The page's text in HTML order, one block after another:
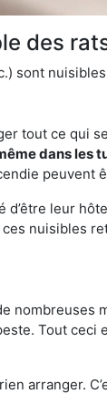
des
sont
tout ce qui
dans les
peuvent
d’être leur
nuisibles
Tout
arranger.